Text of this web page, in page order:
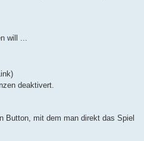
will ...
deaktivert.
Button, mit dem man direkt das Spiel